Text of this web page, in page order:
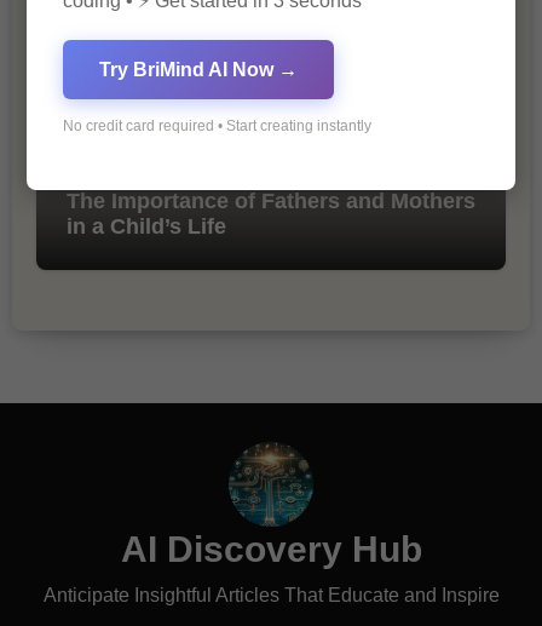
The Importance of Fathers and Mothers
in a Child’s Life
AI Discovery Hub
Anticipate Insightful Articles That Educate and Inspire
Try BriMind AI Now →
No credit card required • Start creating instantly